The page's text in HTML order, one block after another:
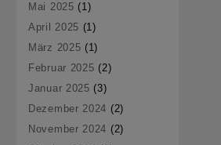
Mai 2025 (1)
April 2025 (1)
März 2025 (1)
Februar 2025 (2)
Januar 2025 (3)
Dezember 2024 (2)
November 2024 (2)